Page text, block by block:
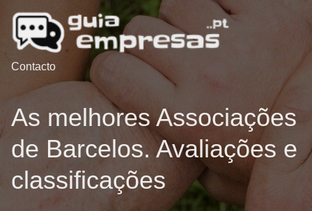
Contacto
As melhores Associações
de Barcelos. Avaliações e
classificações